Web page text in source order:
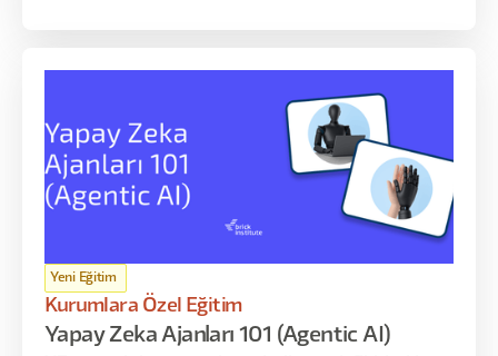
Yeni Eğitim
Kurumlara Özel Eğitim
Yapay Zeka Ajanları 101 (Agentic AI)